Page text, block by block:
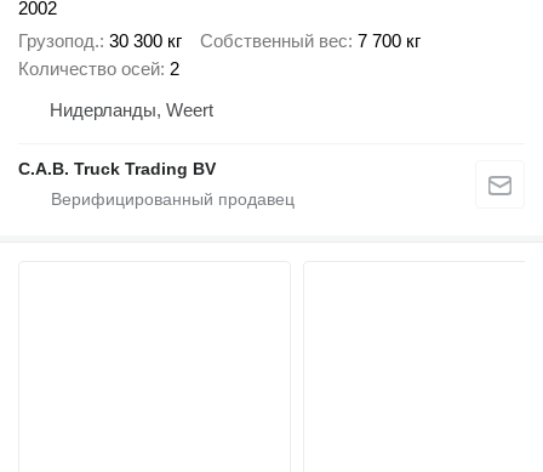
2002
Грузопод. 30 300 кг Собственный вес 7 700 кг
Количество осей 2
Нидерланды, Weert
C.A.B. Truck Trading BV